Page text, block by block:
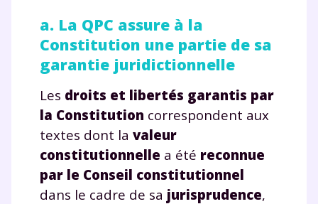
a. La QPC assure à la
Constitution une partie de sa
garantie juridictionnelle
Les droits et libertés garantis par
la Constitution correspondent aux
textes dont la valeur
constitutionnelle a été reconnue
par le Conseil constitutionnel
dans le cadre de sa jurisprudence,